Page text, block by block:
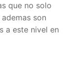
que no solo
son
a este nivel en